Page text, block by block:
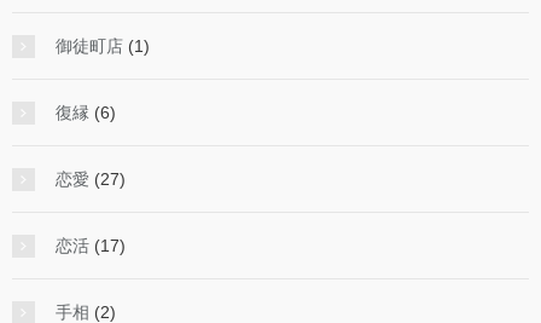
御徒町店 (1)
復縁 (6)
恋愛 (27)
恋活 (17)
手相 (2)